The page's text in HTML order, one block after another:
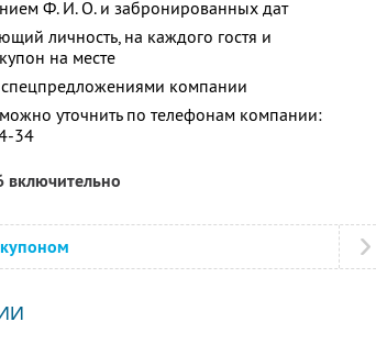
Ф. И. О. и забронированных дат
личность, на каждого гостя и
на месте
спецпредложениями компании
уточнить по телефонам компании:
34
включительно
купоном